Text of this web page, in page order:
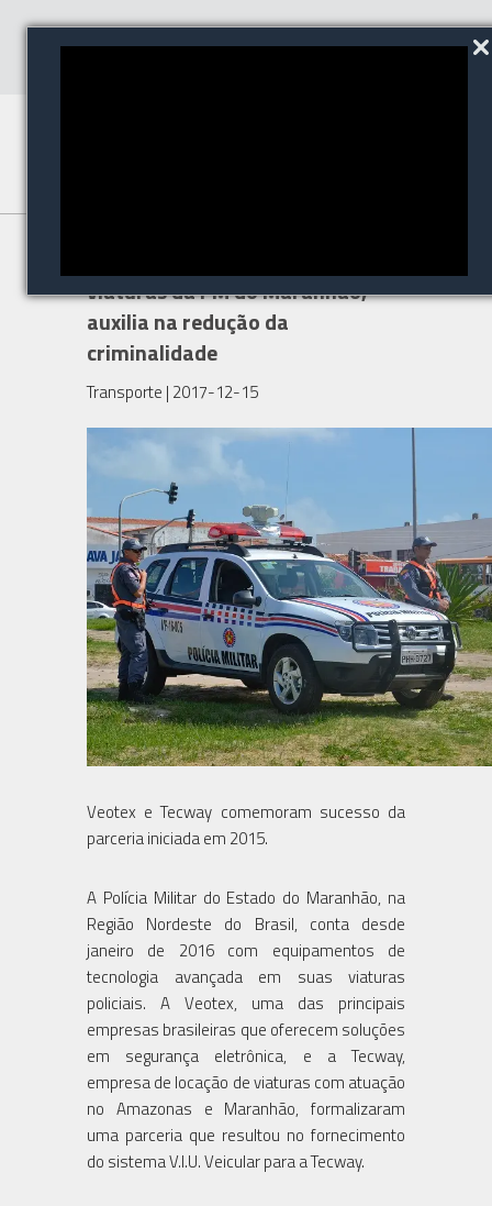
viaturas da PM do Maranhão,
auxilia na redução da
criminalidade
Transporte | 2017-12-15
Veotex e Tecway comemoram sucesso da
parceria iniciada em 2015.
A Polícia Militar do Estado do Maranhão, na
Região Nordeste do Brasil, conta desde
janeiro de 2016 com equipamentos de
tecnologia avançada em suas viaturas
policiais. A Veotex, uma das principais
empresas brasileiras que oferecem soluções
em segurança eletrônica, e a Tecway,
empresa de locação de viaturas com atuação
no Amazonas e Maranhão, formalizaram
uma parceria que resultou no fornecimento
do sistema V.I.U. Veicular para a Tecway.